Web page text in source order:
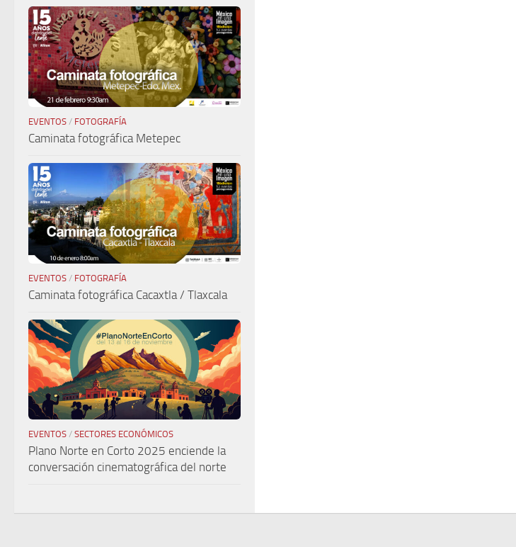
EVENTOS / FOTOGRAFÍA
Caminata fotográfica Metepec
EVENTOS / FOTOGRAFÍA
Caminata fotográfica Cacaxtla / Tlaxcala
EVENTOS / SECTORES ECONÓMICOS
Plano Norte en Corto 2025 enciende la
conversación cinematográfica del norte